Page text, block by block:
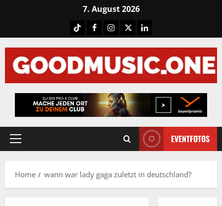
7. August 2026
TiktokFacebook
Instagram
X LinkedIN
Primary
EVENTFOTOS
Home wann war lady gaga zuletzt in deutschland?